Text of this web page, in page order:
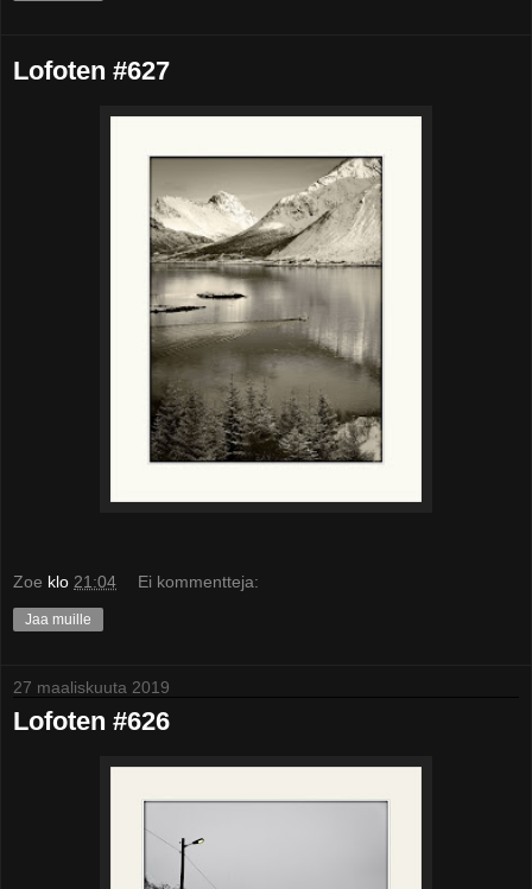
Lofoten #627
Zoe klo 21:04 Ei kommentteja:
Jaa muille
27 maaliskuuta 2019
Lofoten #626